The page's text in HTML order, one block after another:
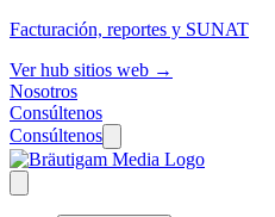
Facturación, reportes y SUNAT
Ver hub sitios web →
Nosotros
Consúltenos
Consúltenos